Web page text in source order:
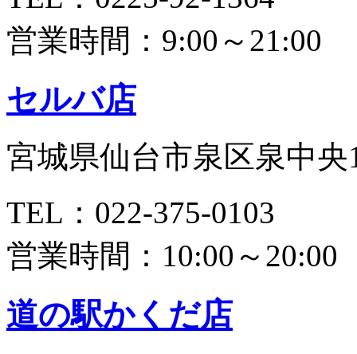
営業時間：9:00～21:00
セルバ店
宮城県仙台市泉区泉中央
TEL：022-375-0103
営業時間：10:00～20:00
道の駅かくだ店